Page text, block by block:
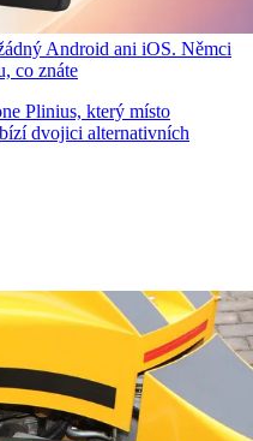
Android ani iOS. Němci
co znáte
Plinius, který místo
dvojici alternativních